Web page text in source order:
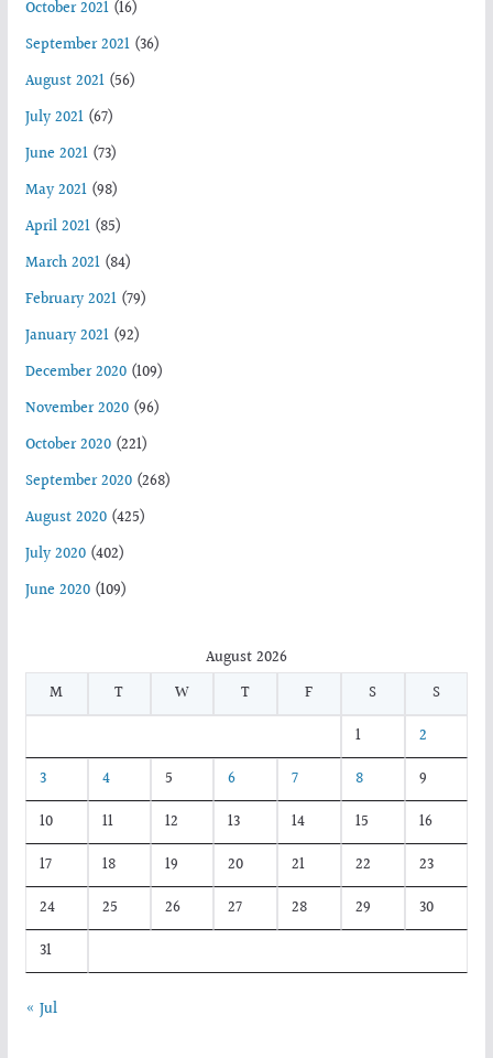
October 2021(16)
September 2021(36)
August 2021(56)
July 2021(67)
June 2021(73)
May 2021(98)
April 2021(85)
March 2021(84)
February 2021(79)
January 2021(92)
December 2020(109)
November 2020(96)
October 2020(221)
September 2020(268)
August 2020(425)
July 2020(402)
June 2020(109)
August 2026
M
T W T F S
S
1
2
3
4 5 6 7 8
9
10
11 12 13 14 15
16
17
18 19 20 21 22
23
24
25 26 27 28 29
30
31
« Jul